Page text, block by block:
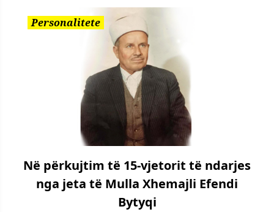
Personalitete
Në përkujtim të 15-vjetorit të ndarjes
nga jeta të Mulla Xhemajli Efendi
Bytyqi